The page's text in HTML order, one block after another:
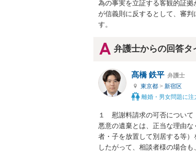
為の事実を立証する客観的証
が信義則に反するとして、審
す。
弁護士からの回答タ
髙橋 鉄平 弁護士
東京都 > 新宿区
離婚・男女問題に注
１　慰謝料請求の可否について
悪意の遺棄とは、正当な理由
者・子を放置して別居する等）
したがって、相談者様の場合